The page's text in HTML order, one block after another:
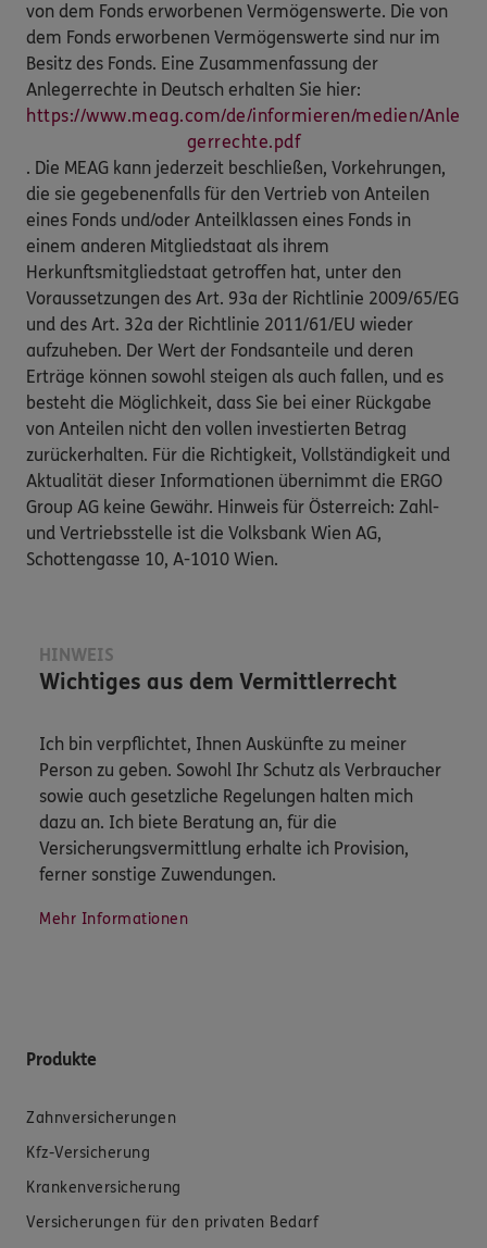
von dem Fonds erworbenen Vermögenswerte. Die von
dem Fonds erworbenen Vermögenswerte sind nur im
Besitz des Fonds. Eine Zusammenfassung der
Anlegerrechte in Deutsch erhalten Sie hier:
https://www.meag.com/de/informieren/medien/Anle
gerrechte.pdf
. Die MEAG kann jederzeit beschließen, Vorkehrungen,
die sie gegebenenfalls für den Vertrieb von Anteilen
eines Fonds und/oder Anteilklassen eines Fonds in
einem anderen Mitgliedstaat als ihrem
Herkunftsmitgliedstaat getroffen hat, unter den
Voraussetzungen des Art. 93a der Richtlinie 2009/65/EG
und des Art. 32a der Richtlinie 2011/61/EU wieder
aufzuheben. Der Wert der Fondsanteile und deren
Erträge können sowohl steigen als auch fallen, und es
besteht die Möglichkeit, dass Sie bei einer Rückgabe
von Anteilen nicht den vollen investierten Betrag
zurückerhalten. Für die Richtigkeit, Vollständigkeit und
Aktualität dieser Informationen übernimmt die ERGO
Group AG keine Gewähr. Hinweis für Österreich: Zahl-
und Vertriebsstelle ist die Volksbank Wien AG,
Schottengasse 10, A-1010 Wien.
HINWEIS
Wichtiges aus dem Vermittlerrecht
Ich bin verpflichtet, Ihnen Auskünfte zu meiner
Person zu geben. Sowohl Ihr Schutz als Verbraucher
sowie auch gesetzliche Regelungen halten mich
dazu an. Ich biete Beratung an, für die
Versicherungsvermittlung erhalte ich Provision,
ferner sonstige Zuwendungen.
Mehr Informationen
Produkte
Zahnversicherungen
Kfz-Versicherung
Krankenversicherung
Versicherungen für den privaten Bedarf